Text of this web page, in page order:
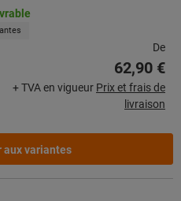
De
62,90 €
+ TVA en vigueur Prix et frais de
livraison
aux variantes